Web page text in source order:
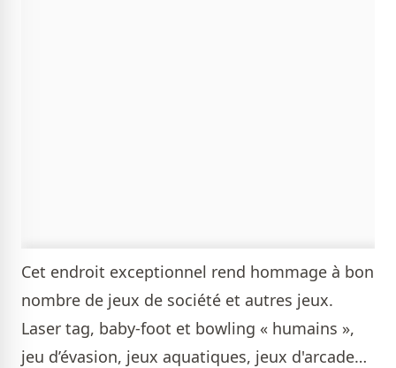
Cet endroit exceptionnel rend hommage à bon
nombre de jeux de société et autres jeux.
Laser tag, baby-foot et bowling « humains »,
jeu d’évasion, jeux aquatiques, jeux d'arcade…